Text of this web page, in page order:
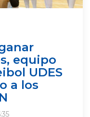
equipo
UDES
a los